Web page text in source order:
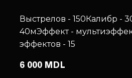
Выстрелов - 150Калибр -
40мЭффект -
эффектов - 15
6 000 MDL